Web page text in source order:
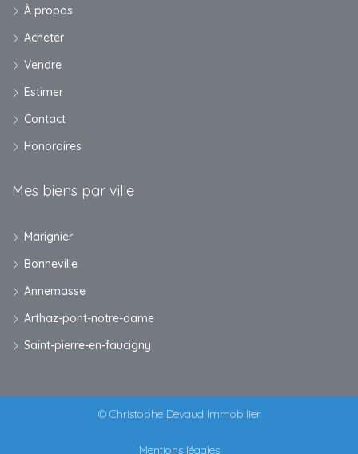
À propos
Acheter
Vendre
Estimer
Contact
Honoraires
Mes biens par ville
Marignier
Bonneville
Annemasse
Arthaz-pont-notre-dame
Saint-pierre-en-faucigny
© Christophe Devaud Immobilier
Mentions légales